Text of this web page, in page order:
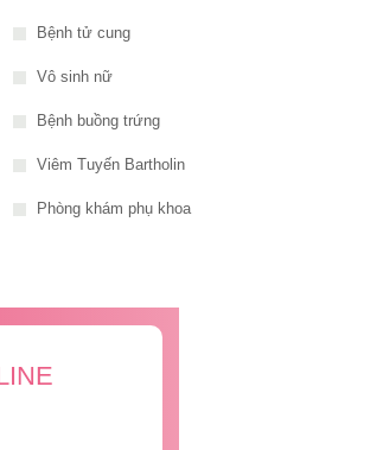
Bệnh tử cung
Vô sinh nữ
Bệnh buồng trứng
Viêm Tuyến Bartholin
Phòng khám phụ khoa